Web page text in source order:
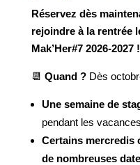
Réservez dès
rejoindre à la rentrée
Mak’Her#7 2026-2027 !
📆 Quand ?Dès
Une semaine de
pendant les
Certains mercredis
de nombreuses